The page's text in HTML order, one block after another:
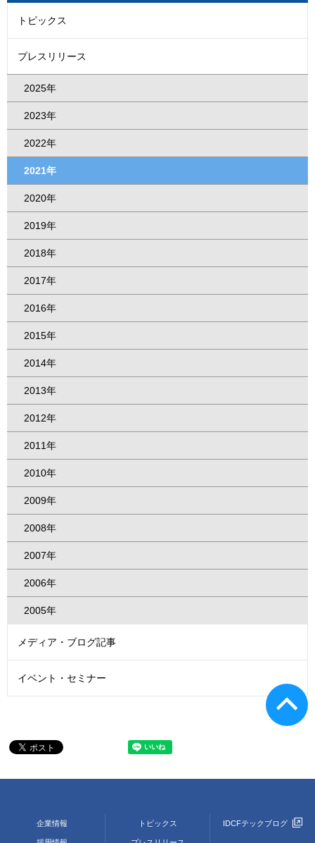
トピックス
プレスリリース
2025年
2023年
2022年
2021年
2020年
2019年
2018年
2017年
2016年
2015年
2014年
2013年
2012年
2011年
2010年
2009年
2008年
2007年
2006年
2005年
メディア・ブログ記事
イベント・セミナー
企業情報 トピックス IDCFテックブログ